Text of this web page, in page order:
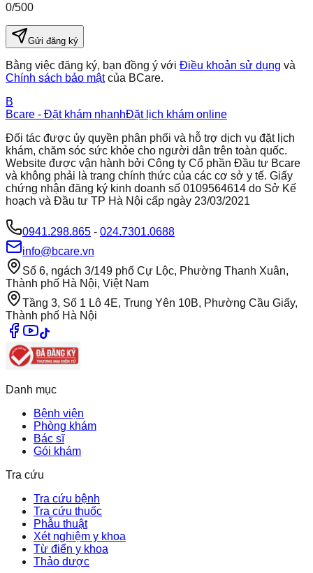
0/500
Gửi đăng ký
Bằng việc đăng ký, bạn đồng ý với Điều khoản sử dụng và
Chính sách bảo mật của BCare.
B
Bcare - Đặt khám nhanhĐặt lịch khám online
Đối tác được ủy quyền phân phối và hỗ trợ dịch vụ đặt lịch
khám, chăm sóc sức khỏe cho người dân trên toàn quốc.
Website được vận hành bởi Công ty Cổ phần Đầu tư Bcare
và không phải là trang chính thức của các cơ sở y tế. Giấy
chứng nhận đăng ký kinh doanh số 0109564614 do Sở Kế
hoạch và Đầu tư TP Hà Nội cấp ngày 23/03/2021
0941.298.865 - 024.7301.0688
info@bcare.vn
Số 6, ngách 3/149 phố Cự Lộc, Phường Thanh Xuân,
Thành phố Hà Nội, Việt Nam
Tầng 3, Số 1 Lô 4E, Trung Yên 10B, Phường Cầu Giấy,
Thành phố Hà Nội
Danh mục
Bệnh viện
Phòng khám
Bác sĩ
Gói khám
Tra cứu
Tra cứu bệnh
Tra cứu thuốc
Phẫu thuật
Xét nghiệm y khoa
Từ điển y khoa
Thảo dược